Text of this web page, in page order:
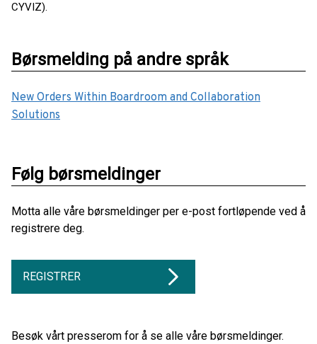
CYVIZ).
Børsmelding på andre språk
New Orders Within Boardroom and Collaboration
Solutions
Følg børsmeldinger
Motta alle våre børsmeldinger per e-post fortløpende ved å
registrere deg.
REGISTRER
Besøk vårt presserom for å se alle våre børsmeldinger.